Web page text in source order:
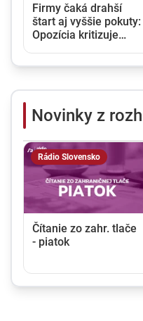
Firmy čaká drahší
štart aj vyššie pokuty:
Opozícia kritizuje
obhajuje
Novinky z
Rádio Slovensko
Čítanie zo zahr. tlače
- piatok